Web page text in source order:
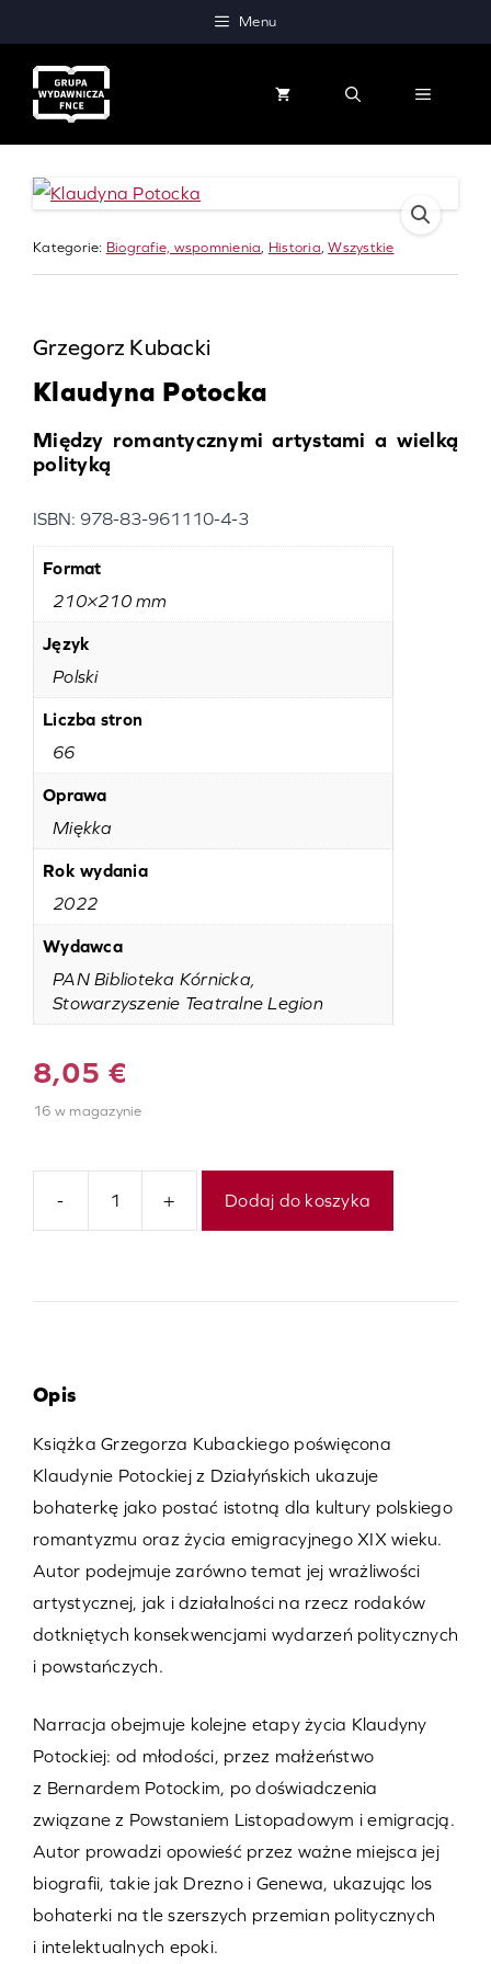
do
treści
Menu
MENU
Kategorie: Biografie, wspomnienia, Historia, Wszystkie
Grzegorz Kubacki
Klaudyna Potocka
Między romantycznymi artystami a wielką
polityką
ISBN: 978-83-961110-4-3
Format
210×210 mm
Język
Polski
Liczba stron
66
Oprawa
Miękka
Rok wydania
2022
Wydawca
PAN Biblioteka Kórnicka,
Stowarzyszenie Teatralne Legion
8,05 €
16 w magazynie
- + Dodaj do koszyka
Opis
Książka Grzegorza Kubackiego poświęcona
Klaudynie Potockiej z Działyńskich ukazuje
bohaterkę jako postać istotną dla kultury polskiego
romantyzmu oraz życia emigracyjnego XIX wieku.
Autor podejmuje zarówno temat jej wrażliwości
artystycznej, jak i działalności na rzecz rodaków
dotkniętych konsekwencjami wydarzeń politycznych
i powstańczych.
Narracja obejmuje kolejne etapy życia Klaudyny
Potockiej: od młodości, przez małżeństwo
z Bernardem Potockim, po doświadczenia
związane z Powstaniem Listopadowym i emigracją.
Autor prowadzi opowieść przez ważne miejsca jej
biografii, takie jak Drezno i Genewa, ukazując los
bohaterki na tle szerszych przemian politycznych
i intelektualnych epoki.